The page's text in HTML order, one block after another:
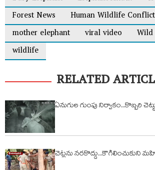
Forest News
Human Wildlife Conflict
mother elephant
viral video
wildlife
RELATED
ఏనుగుల గుంపు నిర్వాకం..కొబ్బరి
చెట్లను నరకొద్దు..కౌగిలించుకుని